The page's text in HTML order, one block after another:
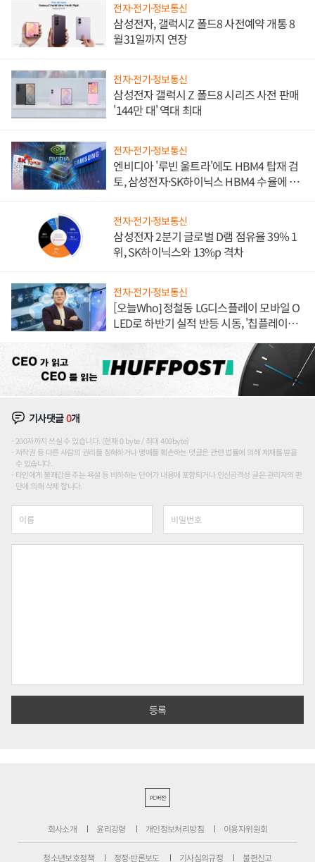
전자·전기·정보통신
삼성전자, 갤럭시Z 폴드8 사전예약 개통 8
월31일까지 연장
전자·전기·정보통신
삼성전자 갤럭시 Z 폴드8 시리즈 사전 판매
'144만 대' 역대 최대
전자·전기·정보통신
엔비디아 '루빈 울트라'에도 HBM4 탑재 검
토, 삼성전자·SK하이닉스 HBM4 수율에 주
전자·전기·정보통신
삼성전자 2분기 글로벌 D램 점유율 39% 1
위, SK하이닉스와 13%p 격차
전자·전기·정보통신
[오늘Who] 정철동 LG디스플레이 모바일 O
LED로 하반기 실적 반등 시동, '칩플레이
기사댓글0개
200자까지 쓰실 수 있습니다. (현재 0 byte / 최대 400byte)
저작권 등 다른 사람의 권리를 침해하거나 명예를 훼손하는 댓글은 관련 법률에 의해 제재를 받을
수 있습니다.
타인에게 불쾌감을 주는 욕설 등 비하하는 단어가 내용에 포함되거나 인신공격성 글은 관리자의 판
단에 의해 삭제 합니다.
PC버전
회사소개 윤리강령 개인정보처리방침 이용자위원회
청소년보호정책 정정·반론보도 기사심의규정 불편신고